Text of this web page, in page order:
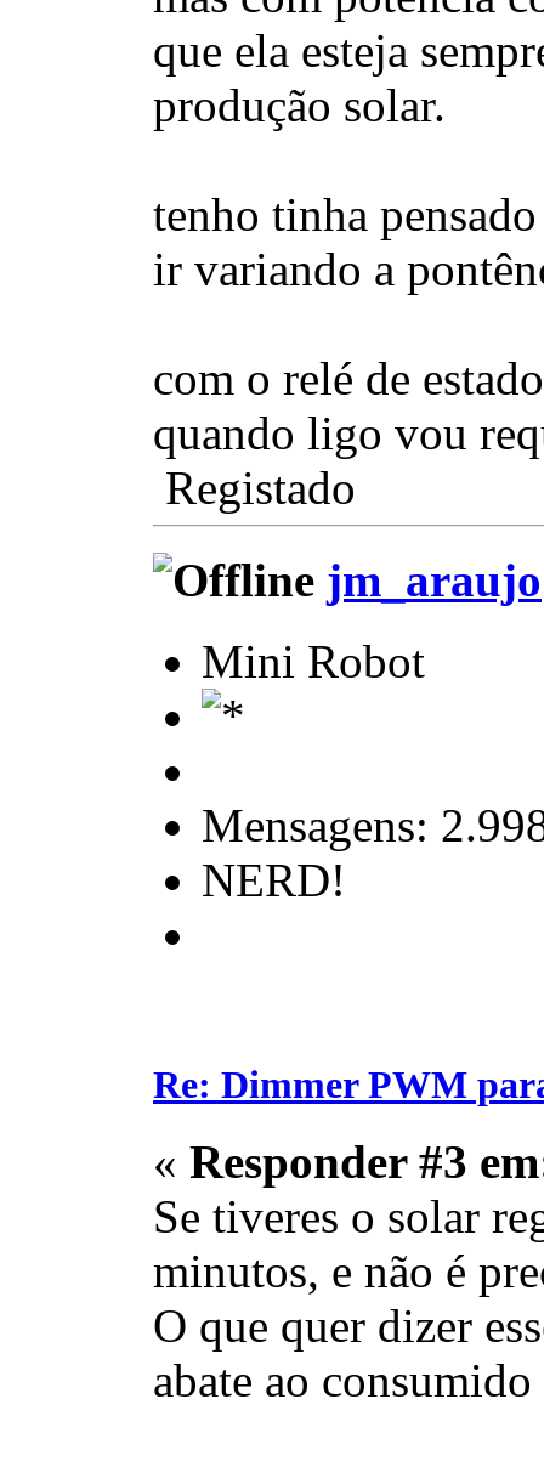
que ela esteja
produção solar.
tenho tinha
ir variando a
com o relé de
quando ligo vou
Registado
jm_araujo
Mini Robot
Mensagens:
NERD!
Re: Dimmer PWM
« Responder #3
Se tiveres o solar
minutos, e não é
O que quer dizer
abate ao